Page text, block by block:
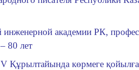
академии РК,
80 лет
Құрылтайында көрмеге